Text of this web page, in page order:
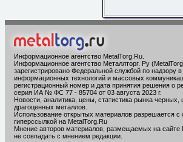
Информационное агентство MetalTorg.Ru
Информационное агентство Металлторг. Ру
зарегистрировано Федеральной службой по надзору
информационных технологий и массовых
регистрационный номер и дата принятия решения о
серия ИА № ФС 77 - 85704 от 03 августа 2023 г.
Новости, аналитика, цены, статистика рынка черных,
драгоценных металлов.
Использование открытых материалов разрешается с
гиперссылкой на MetalTorg.Ru
Мнение авторов материалов, размещаемых на сайте
не совпадать с мнением редакции.